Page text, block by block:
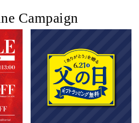
Campaign